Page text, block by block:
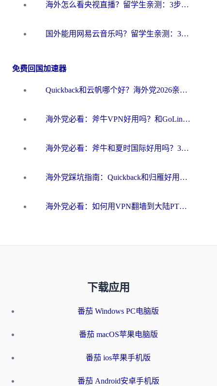
海外怎么看央视直播？留学生亲测：3步解决版权限制+追剧自由
国外能用网易云音乐吗？留学生亲测：3步解决海外听歌难题
免费回国加速器
Quickback和云帆哪个好？海外党2026亲测指南：选对加速器大陆工具，无缝刷国内剧玩国服
海外党必看：斧牛VPN好用吗？和GoLinkVPN对比哪个回国效果更好？
海外党必看：斧牛和夏时国际好用吗？3步选对回国加速器，无缝刷国内资源
海外党踩坑指南：Quickback和归雁好用吗？选对加速器才能无缝刷国内资源
海外党必看：如何用VPN翻墙到大陆PTT？一篇解决你所有回国加速痛点
下载应用
番茄 Windows PC电脑版
番茄 macOS苹果电脑版
番茄 ios苹果手机版
番茄 Android安卓手机版